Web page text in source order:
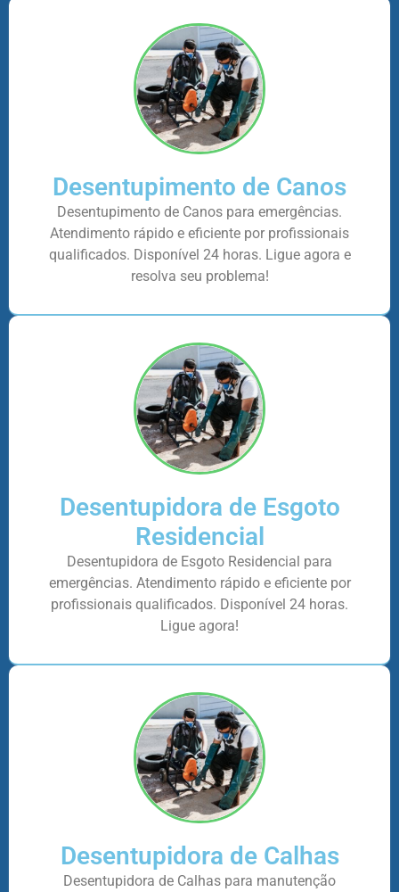
Desentupimento de Canos
Desentupimento de Canos para emergências.
Atendimento rápido e eficiente por profissionais
qualificados. Disponível 24 horas. Ligue agora e
resolva seu problema!
Desentupidora de Esgoto
Residencial
Desentupidora de Esgoto Residencial para
emergências. Atendimento rápido e eficiente por
profissionais qualificados. Disponível 24 horas.
Ligue agora!
Desentupidora de Calhas
Desentupidora de Calhas para manutenção